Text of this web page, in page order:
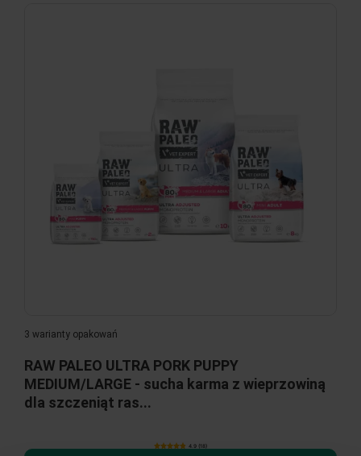
3 warianty opakowań
RAW PALEO ULTRA PORK PUPPY
MEDIUM/LARGE - sucha karma z wieprzowiną
dla szczeniąt ras...
4.9 (18)